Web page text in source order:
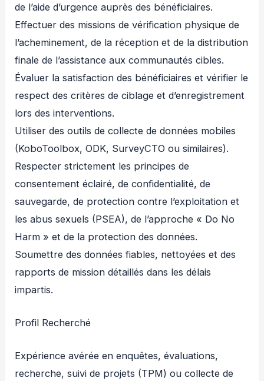
de l’aide d’urgence auprès des bénéficiaires.
Effectuer des missions de vérification physique de
l’acheminement, de la réception et de la distribution
finale de l’assistance aux communautés cibles.
Évaluer la satisfaction des bénéficiaires et vérifier le
respect des critères de ciblage et d’enregistrement
lors des interventions.
Utiliser des outils de collecte de données mobiles
(KoboToolbox, ODK, SurveyCTO ou similaires).
Respecter strictement les principes de
consentement éclairé, de confidentialité, de
sauvegarde, de protection contre l’exploitation et
les abus sexuels (PSEA), de l’approche « Do No
Harm » et de la protection des données.
Soumettre des données fiables, nettoyées et des
rapports de mission détaillés dans les délais
impartis.
Profil Recherché
Expérience avérée en enquêtes, évaluations,
recherche, suivi de projets (TPM) ou collecte de